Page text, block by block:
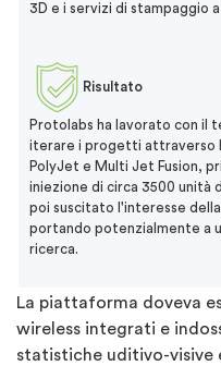
3D e i servizi di stampaggio
Risultato
Protolabs ha lavorato con il
iterare i progetti attraverso
PolyJet e Multi Jet Fusion,
iniezione di circa 3500 unità
poi suscitato l'interesse
portando potenzialmente a
ricerca.
La piattaforma doveva
wireless integrati e
statistiche uditivo-visive